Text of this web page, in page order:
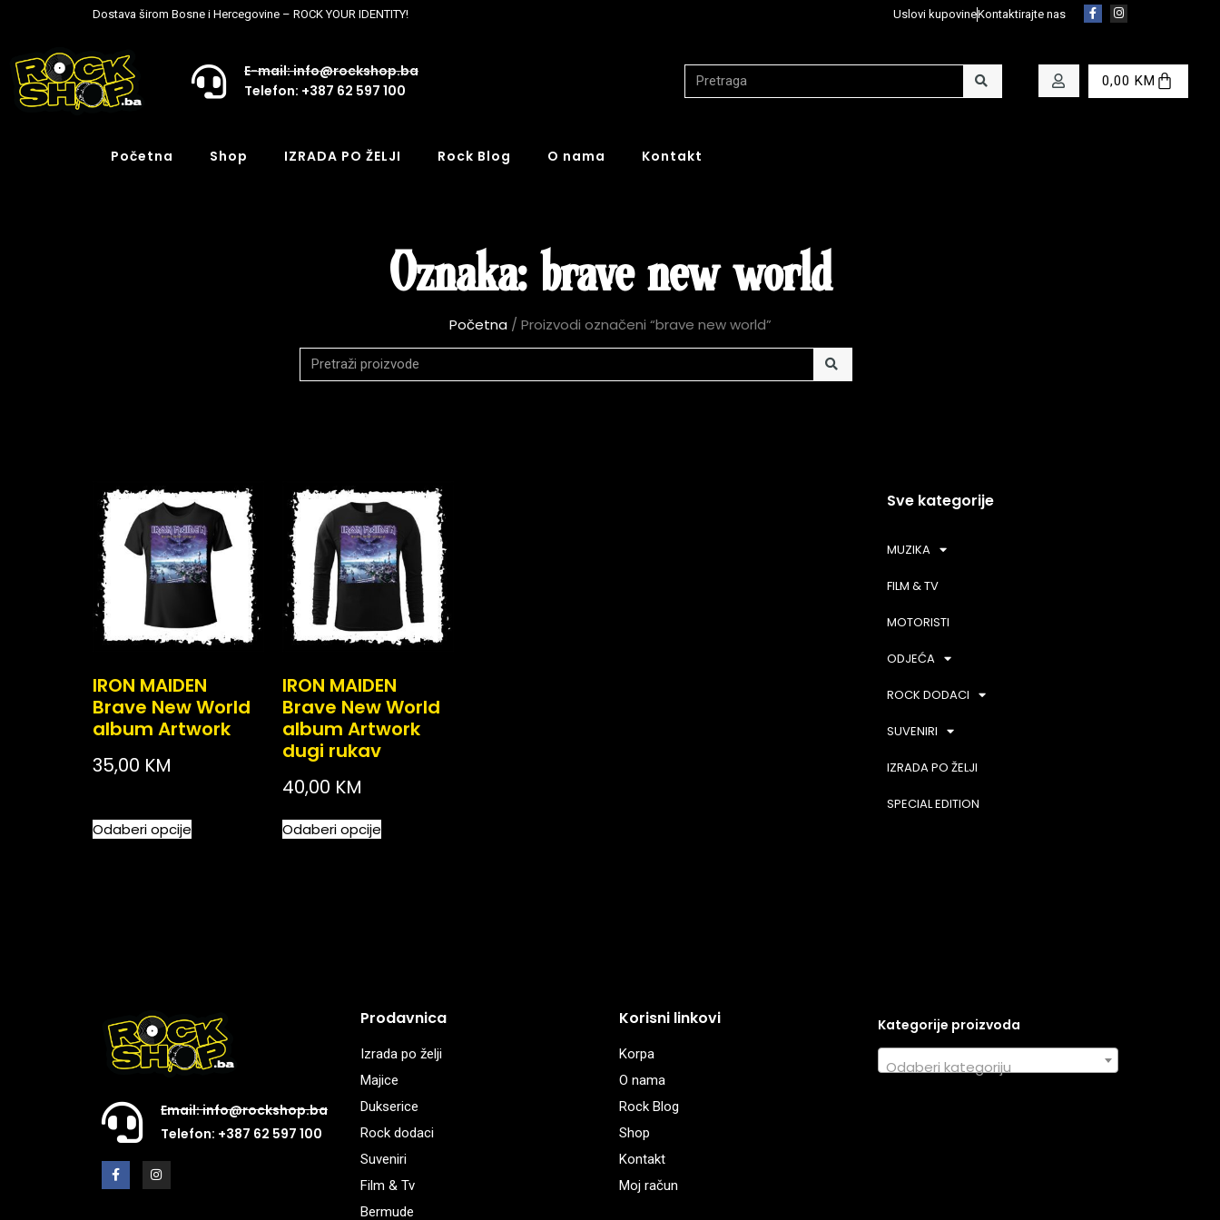
Dostava širom Bosne i Hercegovine – ROCK YOUR IDENTITY! Uslovi kupovineKontaktirajte nas
E-mail: info@rockshop.ba
Telefon: +387 62 597 100
0,00 KM
Početna Shop IZRADA PO ŽELJI Rock Blog O nama Kontakt
Oznaka: brave new world
Početna/ Proizvodi označeni “brave new world”
IRON MAIDEN
Brave New World
album Artwork
35,00 KM
Odaberi opcije
IRON MAIDEN
Brave New World
album Artwork
dugi rukav
40,00 KM
Odaberi opcije
Sve kategorije
MUZIKA
FILM & TV
MOTORISTI
ODJEĆA
ROCK DODACI
SUVENIRI
IZRADA PO ŽELJI
SPECIAL EDITION
Email: info@rockshop.ba
Telefon: +387 62 597 100
Prodavnica
Izrada po želji
Majice
Dukserice
Rock dodaci
Suveniri
Film & Tv
Bermude
Korisni linkovi
Korpa
O nama
Rock Blog
Shop
Kontakt
Moj račun
Kategorije proizvoda
Odaberi kategoriju